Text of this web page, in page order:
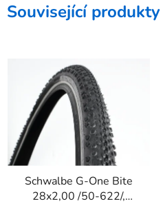
Související produkty
Schwalbe G-One Bite
28x2,00 /50-622/,